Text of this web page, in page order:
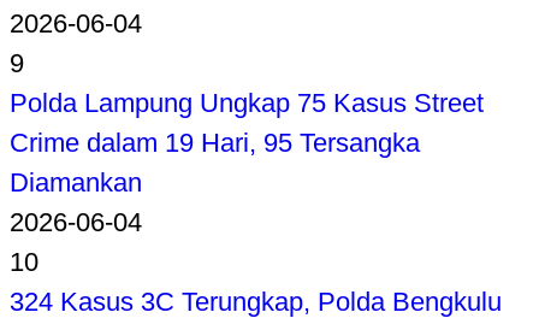
2026-06-04
9
Polda Lampung Ungkap 75 Kasus Street
Crime dalam 19 Hari, 95 Tersangka
Diamankan
2026-06-04
10
324 Kasus 3C Terungkap, Polda Bengkulu